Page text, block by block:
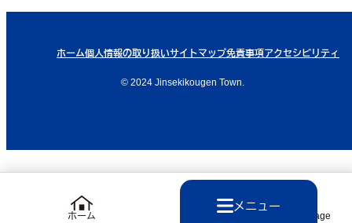
ホーム
メニュー
Language
ホーム個人情報の取り扱いサイトマップ免責事項アクセシビリティ
© 2024 Jinsekikougen Town.